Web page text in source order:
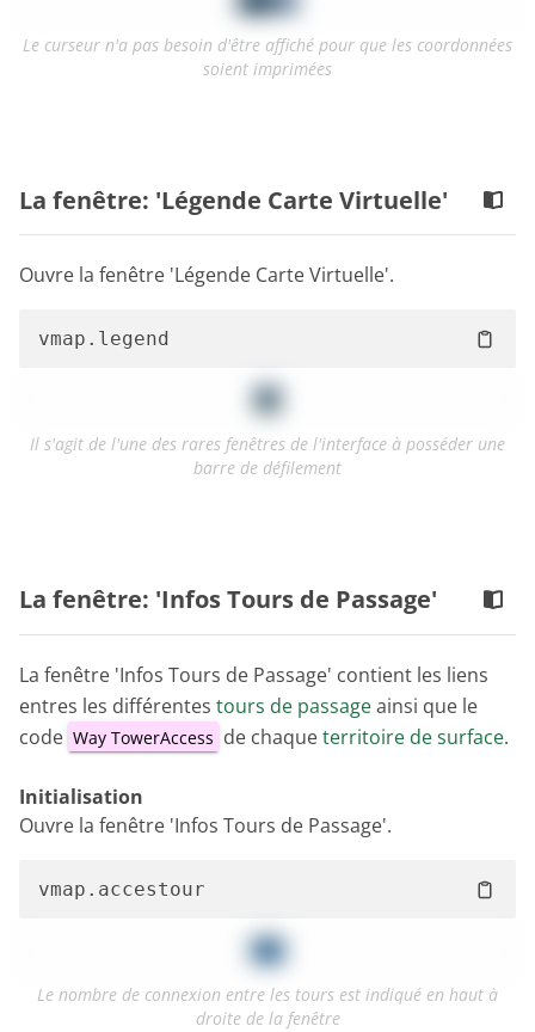
Le curseur n'a pas besoin d'être affiché pour que les coordonnées
soient imprimées
La fenêtre: 'Légende Carte Virtuelle'
Ouvre la fenêtre 'Légende Carte Virtuelle'.
Il s'agit de l'une des rares fenêtres de l'interface à posséder une
barre de défilement
La fenêtre: 'Infos Tours de Passage'
La fenêtre 'Infos Tours de Passage' contient les liens
entres les différentes tours de passageainsi que le
code Way TowerAccess de chaqueterritoire de surface.
Initialisation
Ouvre la fenêtre 'Infos Tours de Passage'.
Le nombre de connexion entre les tours est indiqué en haut à
droite de la fenêtre